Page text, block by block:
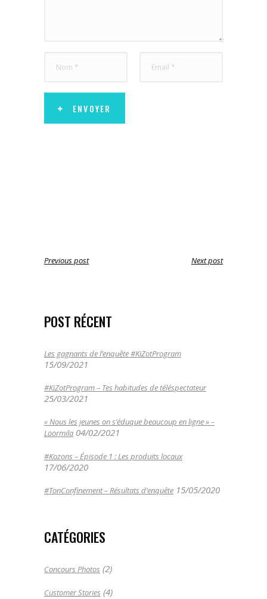
ENVOYER
Previous post Next post
POST RÉCENT
Les gagnants de l’enquête #KiZotProgram
15/09/2021
#KiZotProgram – Tes habitudes de téléspectateur
25/03/2021
« Nous les jeunes on s’éduque beaucoup en ligne » –
Loormila 04/02/2021
#Kozons – Épisode 1 : Les produits locaux
17/06/2020
#TonConfinement – Résultats d’enquête 15/05/2020
CATÉGORIES
Concours Photos (2)
Customer Stories (4)